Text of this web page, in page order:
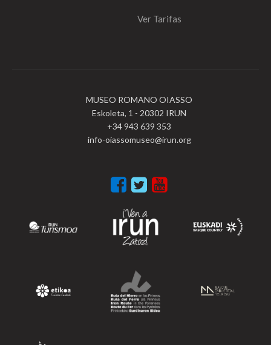
Ver Tarifas
MUSEO ROMANO OIASSO
Eskoleta, 1 - 20302 IRUN
+34 943 639 353
info-oiassomuseo@irun.org